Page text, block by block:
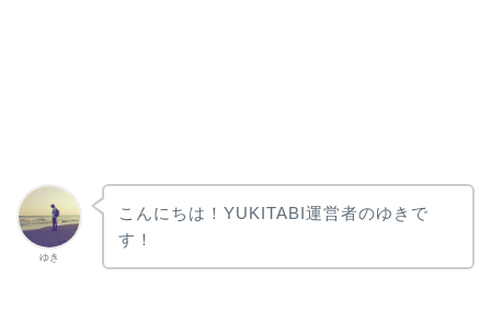
ゆき
こんにちは！YUKITABI運営者のゆきで
す！